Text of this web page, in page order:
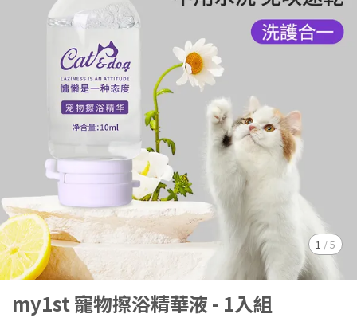
1 /5
my1st 寵物擦浴精華液 - 1入組